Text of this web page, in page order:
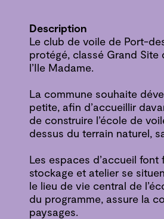
Description
Le club de voile de Port-
protégé, classé Grand Site
l’Ile Madame.
La commune souhaite
petite, afin d’accueillir
de construire l’école de
dessus du terrain naturel,
Les espaces d’accueil
stockage et atelier se
le lieu de vie central de
du programme, assure la
paysages.